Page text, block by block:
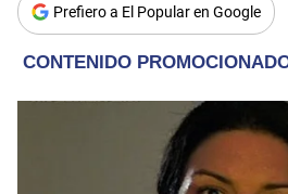
Prefiero a El Popular en Google